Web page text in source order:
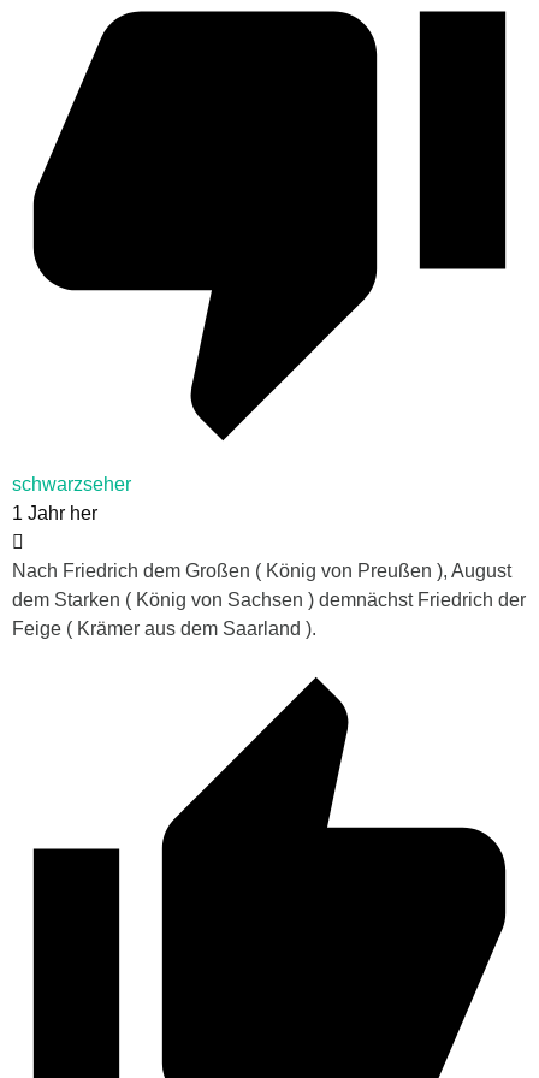
schwarzseher
1 Jahr her
Nach Friedrich dem Großen ( König von Preußen ), August
dem Starken ( König von Sachsen ) demnächst Friedrich der
Feige ( Krämer aus dem Saarland ).